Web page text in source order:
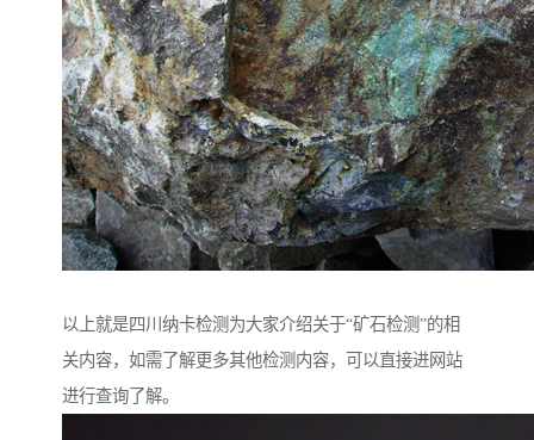
以上就是四川纳卡检测为大家介绍关于“矿石检测”的相
关内容，如需了解更多其他检测内容，可以直接进网站
进行查询了解。